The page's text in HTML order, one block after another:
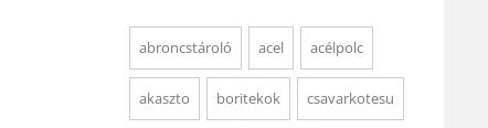
abroncstároló acel acélpolc
akaszto boritekok csavarkotesu